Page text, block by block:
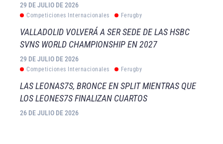
29 DE JULIO DE 2026
Competiciones Internacionales Ferugby
VALLADOLID VOLVERÁ A SER SEDE DE LAS HSBC
SVNS WORLD CHAMPIONSHIP EN 2027
29 DE JULIO DE 2026
Competiciones Internacionales Ferugby
LAS LEONAS7S, BRONCE EN SPLIT MIENTRAS QUE
LOS LEONES7S FINALIZAN CUARTOS
26 DE JULIO DE 2026